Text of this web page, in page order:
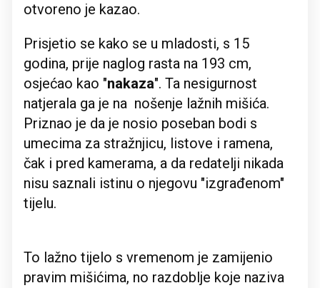
otvoreno je kazao.
Prisjetio se kako se u mladosti, s 15
godina, prije naglog rasta na 193 cm,
osjećao kao "nakaza". Ta nesigurnost
natjerala ga je na nošenje lažnih mišića.
Priznao je da je nosio poseban bodi s
umecima za stražnjicu, listove i ramena,
čak i pred kamerama, a da redatelji nikada
nisu saznali istinu o njegovu "izgrađenom"
tijelu.
To lažno tijelo s vremenom je zamijenio
pravim mišićima, no razdoblje koje naziva